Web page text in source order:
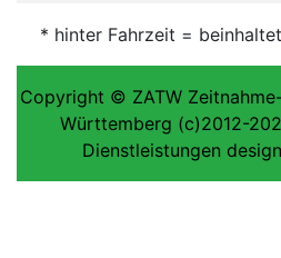
* hinter Fahrzeit =
Copyright © ZATW
Württemberg (c)2012-
Dienstleistungen